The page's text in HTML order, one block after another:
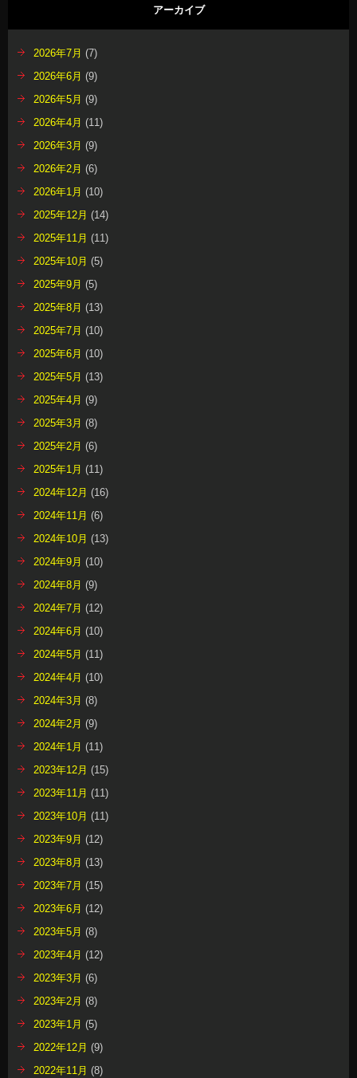
アーカイブ
2026年7月 (7)
2026年6月 (9)
2026年5月 (9)
2026年4月 (11)
2026年3月 (9)
2026年2月 (6)
2026年1月 (10)
2025年12月 (14)
2025年11月 (11)
2025年10月 (5)
2025年9月 (5)
2025年8月 (13)
2025年7月 (10)
2025年6月 (10)
2025年5月 (13)
2025年4月 (9)
2025年3月 (8)
2025年2月 (6)
2025年1月 (11)
2024年12月 (16)
2024年11月 (6)
2024年10月 (13)
2024年9月 (10)
2024年8月 (9)
2024年7月 (12)
2024年6月 (10)
2024年5月 (11)
2024年4月 (10)
2024年3月 (8)
2024年2月 (9)
2024年1月 (11)
2023年12月 (15)
2023年11月 (11)
2023年10月 (11)
2023年9月 (12)
2023年8月 (13)
2023年7月 (15)
2023年6月 (12)
2023年5月 (8)
2023年4月 (12)
2023年3月 (6)
2023年2月 (8)
2023年1月 (5)
2022年12月 (9)
2022年11月 (8)